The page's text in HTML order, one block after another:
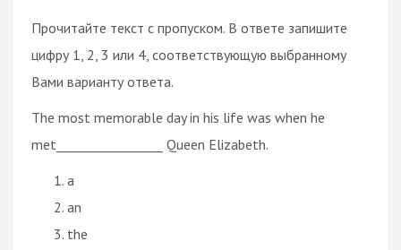
Прочитайте текст с пропуском. В ответе запишите
цифру 1, 2, 3 или 4, соответствующую выбранному
Вами варианту ответа.
The most memorable day in his life was when he
met_________________ Queen Elizabeth.
a
an
the